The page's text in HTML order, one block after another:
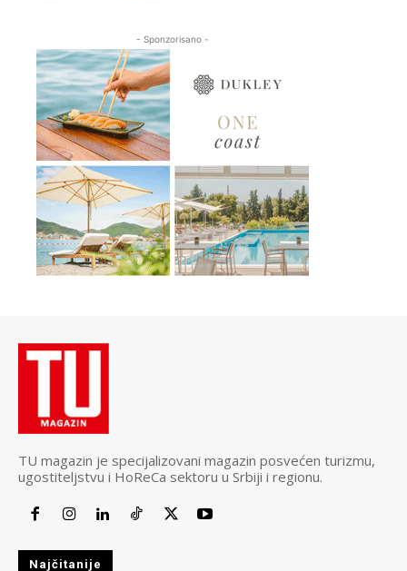
- Sponzorisano -
TU magazin je specijalizovani magazin posvećen turizmu,
ugostiteljstvu i HoReCa sektoru u Srbiji i regionu.
Najčitanije